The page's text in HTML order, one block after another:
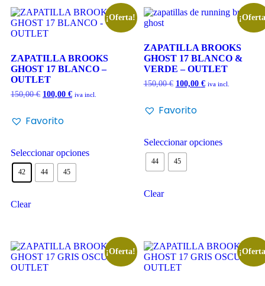
¡Oferta!
ZAPATILLA BROOKS
GHOST 17 BLANCO –
OUTLET
150,00€ 100,00 € iva incl.
Favorito
Seleccionar opciones
42 44 45
Clear
ZAPATILLA BROOKS
GHOST 17 BLANCO &
VERDE – OUTLET
150,00€ 100,00 € iva incl.
Favorito
Seleccionar opciones
44 45
Clear
¡Oferta!